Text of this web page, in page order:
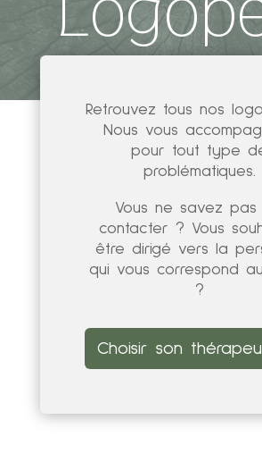
Retrouvez tous nos
Nous vous
pour tout type
problématiques.
Vous ne savez pas
contacter ? Vous
être dirigé vers la
qui vous correspond
?
Choisir son